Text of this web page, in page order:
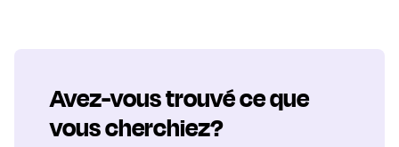
Avez-vous trouvé ce que
vous cherchiez?